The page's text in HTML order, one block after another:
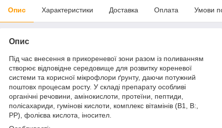
Опис Характеристики Доставка Оплата Умови
Опис
Під час внесення в прикореневої зони разом із поливанням
створює відповідне середовище для розвитку кореневої
системи та корисної мікрофлори ґрунту, даючи потужний
поштовх процесам росту. У складі препарату особливі
органічні речовини, амінокислоти, протеїни, пептиди,
полісахариди, гумінові кислоти, комплекс вітамінів (В1, В:,
PP), фолієва кислота, іносител.